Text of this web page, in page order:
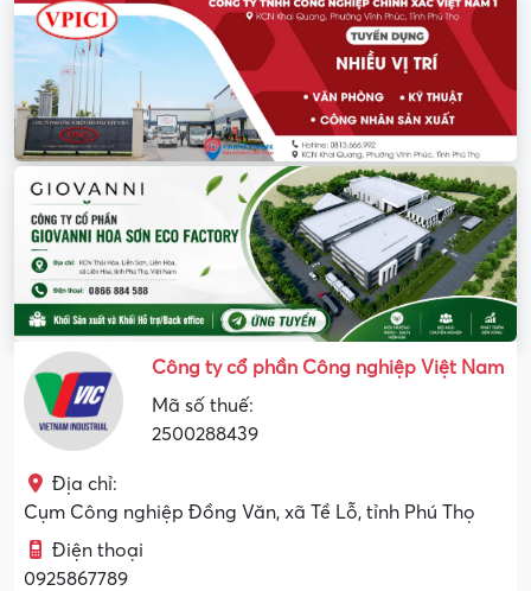
Công ty cổ phần Công nghiệp Việt Nam
Mã số thuế:
2500288439
Địa chỉ:
Cụm Công nghiệp Đồng Văn, xã Tề Lỗ, tỉnh Phú Thọ
Điện thoại
0925867789